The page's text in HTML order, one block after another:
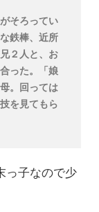
そろってい
鉄棒、近所
２人と、お
った。「娘
。回っては
を見てもら
っ子なので少